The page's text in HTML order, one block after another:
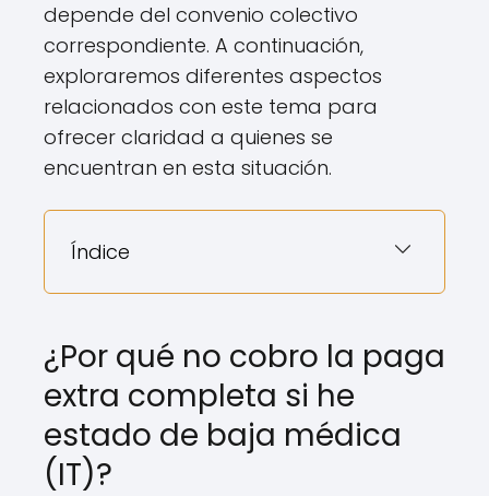
depende del convenio colectivo
correspondiente. A continuación,
exploraremos diferentes aspectos
relacionados con este tema para
ofrecer claridad a quienes se
encuentran en esta situación.
Índice
¿Por qué no cobro la paga
extra completa si he
estado de baja médica
(IT)?